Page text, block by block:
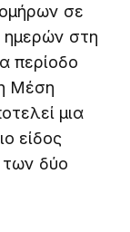
σε
ημερών στη
περίοδο
Μέση
μια
είδος
των δύο